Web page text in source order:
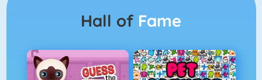
Hall of Fame